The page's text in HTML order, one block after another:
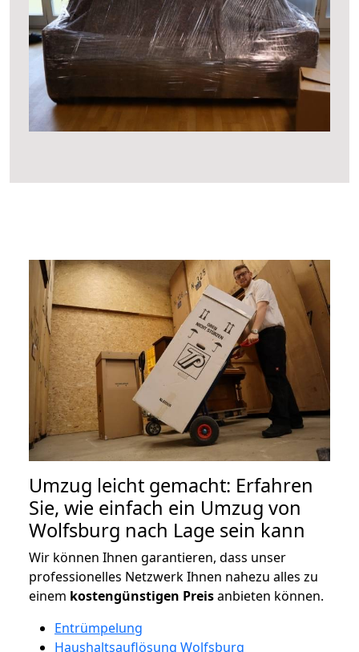
Umzug leicht gemacht: Erfahren
Sie, wie einfach ein Umzug von
Wolfsburg nach Lage sein kann
Wir können Ihnen garantieren, dass unser
professionelles Netzwerk Ihnen nahezu alles zu
einem kostengünstigen Preisanbieten können.
Entrümpelung
Haushaltsauflösung Wolfsburg